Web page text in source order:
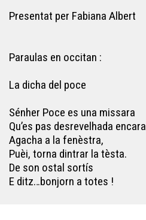
Presentat per Fabiana Albert
Paraulas en occitan :
La dicha del poce
Sénher Poce es una missara
Qu’es pas desrevelhada encara
Agacha a la fenèstra,
Puèi, torna dintrar la tèsta.
De son ostal sortís
E ditz…bonjorn a totes !